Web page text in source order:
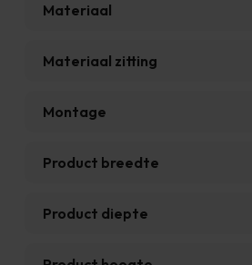
Materiaal
Materiaal zitting
Montage
Product breedte
Product diepte